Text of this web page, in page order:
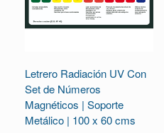
Letrero Radiación UV Con
Set de Números
Magnéticos | Soporte
Metálico | 100 x 60 cms